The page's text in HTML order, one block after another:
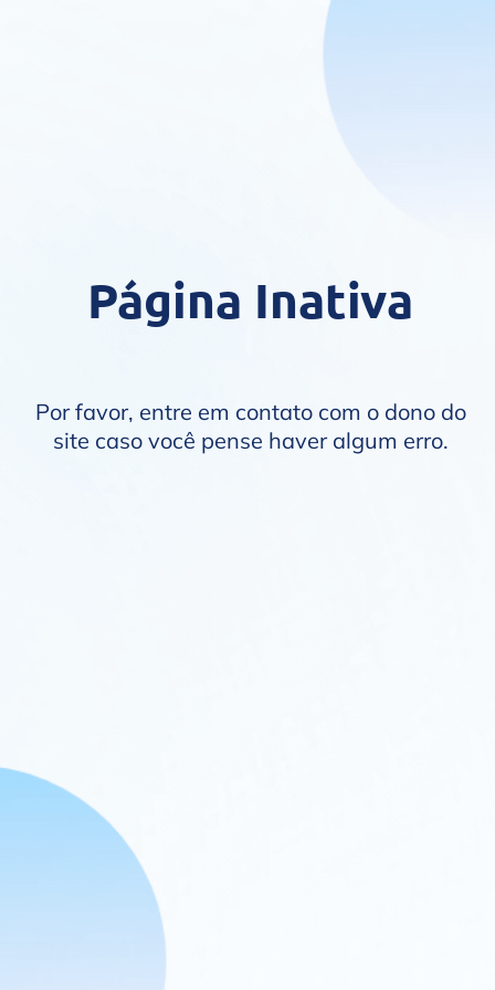
Página Inativa
Por favor, entre em contato com o dono do
site caso você pense haver algum erro.